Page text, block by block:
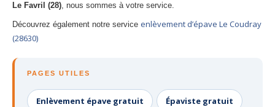
Le Favril (28), nous sommes à votre service.
Découvrez également notre service enlèvement d’épave Le Coudray
(28630)
PAGES UTILES
Enlèvement épave gratuit Épaviste gratuit